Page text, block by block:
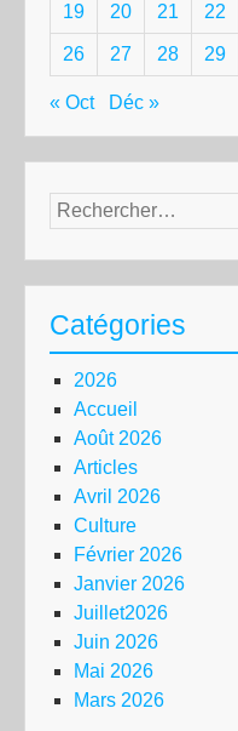
19 20 21 22
26 27 28 29
« Oct Déc »
Rechercher :
Catégories
2026
Accueil
Août 2026
Articles
Avril 2026
Culture
Février 2026
Janvier 2026
Juillet2026
Juin 2026
Mai 2026
Mars 2026